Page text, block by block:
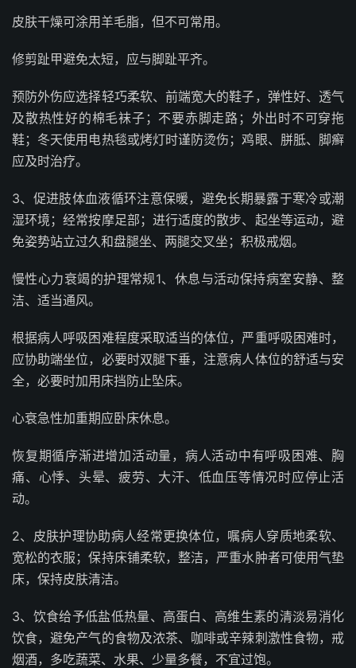
皮肤干燥可涂用羊毛脂，但不可常用。
修剪趾甲避免太短，应与脚趾平齐。
预防外伤应选择轻巧柔软、前端宽大的鞋子，弹性好、透气
及散热性好的棉毛袜子；不要赤脚走路；外出时不可穿拖
鞋；冬天使用电热毯或烤灯时谨防烫伤；鸡眼、胼胝、脚癣
应及时治疗。
3、促进肢体血液循环注意保暖，避免长期暴露于寒冷或潮
湿环境；经常按摩足部；进行适度的散步、起坐等运动，避
免姿势站立过久和盘腿坐、两腿交叉坐；积极戒烟。
慢性心力衰竭的护理常规1、休息与活动保持病室安静、整
洁、适当通风。
根据病人呼吸困难程度采取适当的体位，严重呼吸困难时，
应协助端坐位，必要时双腿下垂，注意病人体位的舒适与安
全，必要时加用床挡防止坠床。
心衰急性加重期应卧床休息。
恢复期循序渐进增加活动量，病人活动中有呼吸困难、胸
痛、心悸、头晕、疲劳、大汗、低血压等情况时应停止活
动。
2、皮肤护理协助病人经常更换体位，嘱病人穿质地柔软、
宽松的衣服；保持床铺柔软，整洁，严重水肿者可使用气垫
床，保持皮肤清洁。
3、饮食给予低盐低热量、高蛋白、高维生素的清淡易消化
饮食，避免产气的食物及浓茶、咖啡或辛辣刺激性食物，戒
烟酒，多吃蔬菜、水果、少量多餐，不宜过饱。